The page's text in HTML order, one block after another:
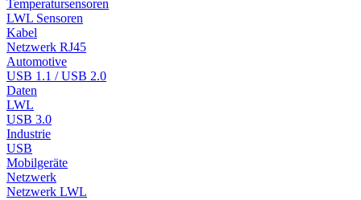
Temperatursensoren
LWL Sensoren
Kabel
Netzwerk RJ45
Automotive
USB 1.1 / USB 2.0
Daten
LWL
USB 3.0
Industrie
USB
Mobilgeräte
Netzwerk
Netzwerk LWL